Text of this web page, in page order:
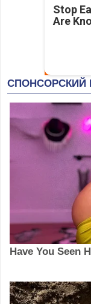
Stop
Are